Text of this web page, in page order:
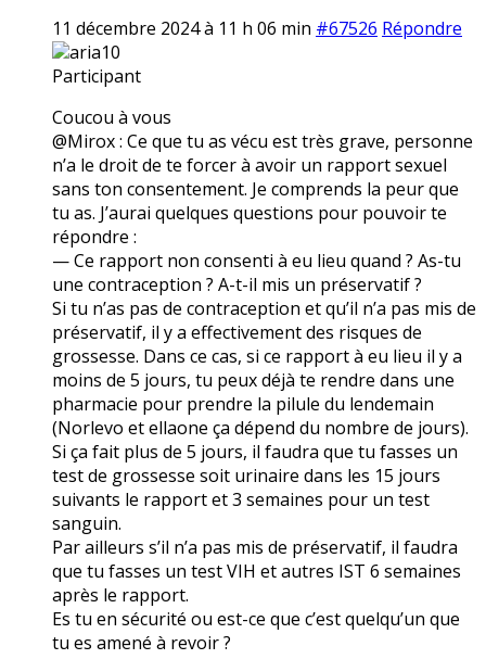
11 décembre 2024 à 11 h 06 min #67526 Répondre
aria10
Participant
Coucou à vous
@Mirox : Ce que tu as vécu est très grave, personne
n’a le droit de te forcer à avoir un rapport sexuel
sans ton consentement. Je comprends la peur que
tu as. J’aurai quelques questions pour pouvoir te
répondre :
— Ce rapport non consenti à eu lieu quand ? As-tu
une contraception ? A-t-il mis un préservatif ?
Si tu n’as pas de contraception et qu’il n’a pas mis de
préservatif, il y a effectivement des risques de
grossesse. Dans ce cas, si ce rapport à eu lieu il y a
moins de 5 jours, tu peux déjà te rendre dans une
pharmacie pour prendre la pilule du lendemain
(Norlevo et ellaone ça dépend du nombre de jours).
Si ça fait plus de 5 jours, il faudra que tu fasses un
test de grossesse soit urinaire dans les 15 jours
suivants le rapport et 3 semaines pour un test
sanguin.
Par ailleurs s’il n’a pas mis de préservatif, il faudra
que tu fasses un test VIH et autres IST 6 semaines
après le rapport.
Es tu en sécurité ou est-ce que c’est quelqu’un que
tu es amené à revoir ?